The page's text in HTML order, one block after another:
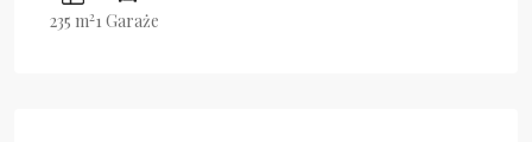
235 m21 Garaże